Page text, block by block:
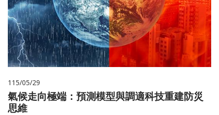
115/05/29
氣候走向極端：預測模型與調適科技重建防災
思維